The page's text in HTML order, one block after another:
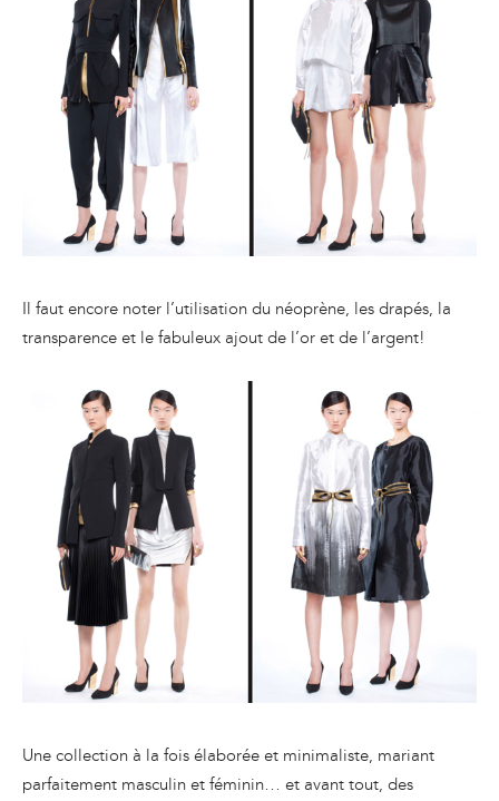
Il faut encore noter l’utilisation du néoprène, les drapés, la
transparence et le fabuleux ajout de l’or et de l’argent!
Une collection à la fois élaborée et minimaliste, mariant
parfaitement masculin et féminin… et avant tout, des